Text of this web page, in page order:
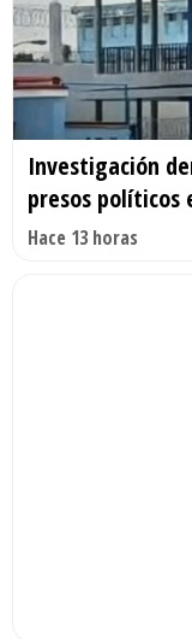
Investigación
presos políticos
Hace 13 horas